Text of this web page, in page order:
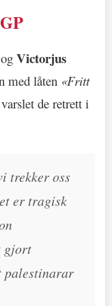
Victorjus
med låten «Fritt
de retrett i
trekker oss
er tragisk
gjort
palestinarar